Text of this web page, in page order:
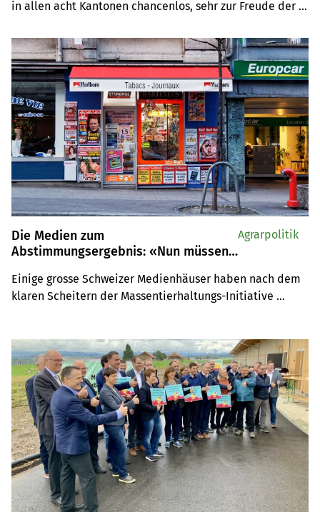
in allen acht Kantonen chancenlos, sehr zur Freude der
Bevölkerung müsse man weiterhin aufrecht erhalten und
pflegen, ist man sich aber bewusst.
Die Medien zum
Abstimmungsergebnis: «Nun müssen
Einige grosse Schweizer Medienhäuser haben nach dem
klaren Scheitern der Massentierhaltungs-Initiative
reformiert werden. Auch Konsumenten und
Grossverteiler nehmen die Blätter in die Pflicht.
Agrarpolitik